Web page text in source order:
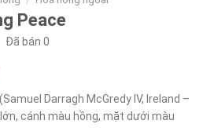
Peace
Đã bán 0
Darragh McGredy IV, Ireland –
cánh màu hồng, mặt dưới màu